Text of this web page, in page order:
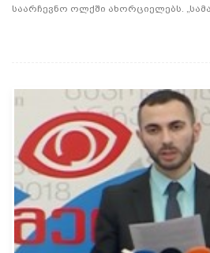
საარჩევნო ოლქში ახორციელებს.